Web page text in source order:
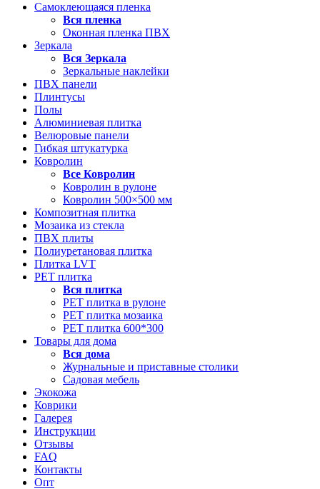
Самоклеющаяся пленка
Вся пленка
Оконная пленка ПВХ
Зеркала
Вся Зеркала
Зеркальные наклейки
ПВХ панели
Плинтусы
Полы
Алюминиевая плитка
Велюровые панели
Гибкая штукатурка
Ковролин
Все Ковролин
Ковролин в рулоне
Ковролин 500×500 мм
Композитная плитка
Мозаика из стекла
ПВХ плиты
Полиуретановая плитка
Плитка LVT
РЕТ плитка
Вся плитка
РЕТ плитка в рулоне
РЕТ плитка мозаика
РЕТ плитка 600*300
Товары для дома
Вся дома
Журнальные и приставные столики
Садовая мебель
Экокожа
Коврики
Галерея
Инструкции
Отзывы
FAQ
Контакты
Опт